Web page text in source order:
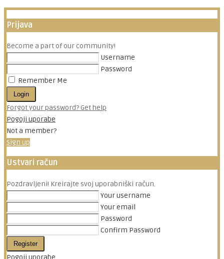
Prijava
Become a part of our community!
Username
Password
Remember Me
Login
Forgot your password? Get help
Pogoji uporabe
Not a member?
Sign up
Ustvari račun
Pozdravljeni! Kreirajte svoj uporabniški račun.
Your username
Your email
Password
Confirm Password
Register
Pogoji uporabe